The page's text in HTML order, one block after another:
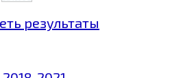
результаты